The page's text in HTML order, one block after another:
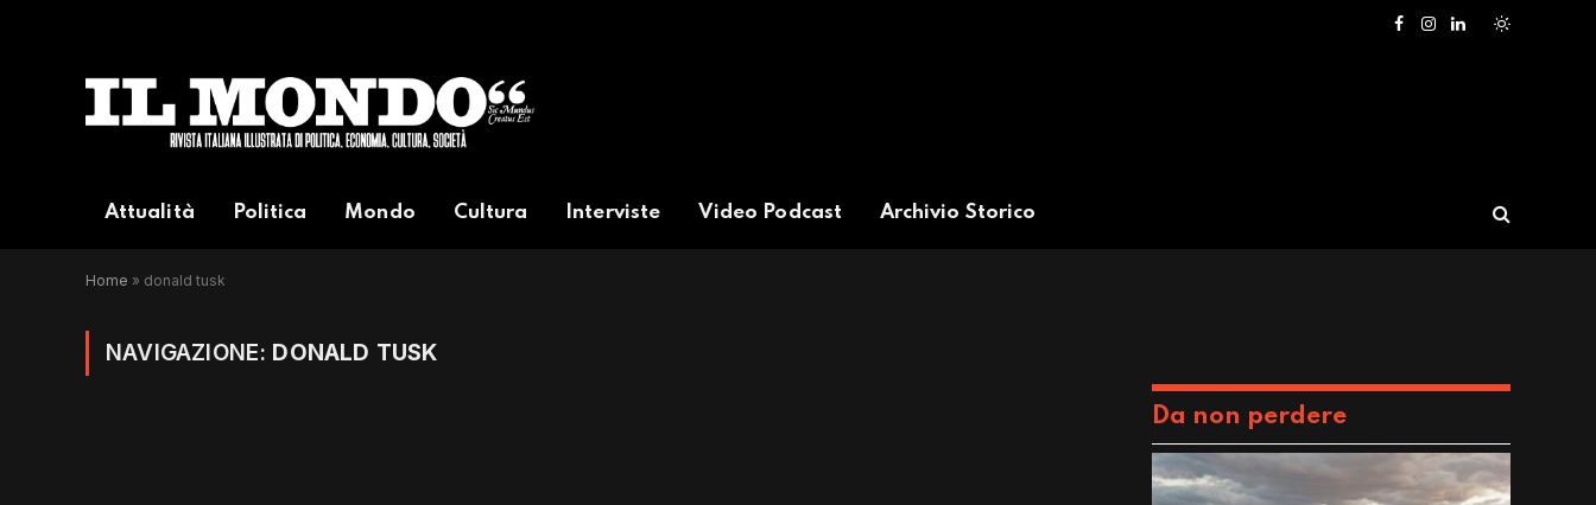
Facebook
Instagram
LinkedIn
Attualità Politica Mondo Cultura Interviste Video Podcast Archivio Storico
Home » donald tusk
NAVIGAZIONE: DONALD TUSK
Da non perdere